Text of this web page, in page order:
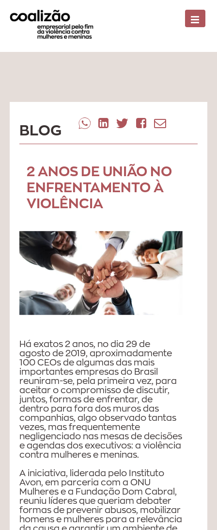
BLOG
2 ANOS DE UNIÃO NO
ENFRENTAMENTO À
VIOLÊNCIA
Há exatos 2 anos, no dia 29 de
agosto de 2019, aproximadamente
100 CEOs de algumas das mais
importantes empresas do Brasil
reuniram-se, pela primeira vez, para
aceitar o compromisso de discutir,
juntos, formas de enfrentar, de
dentro para fora dos muros das
companhias, algo observado tantas
vezes, mas frequentemente
negligenciado nas mesas de decisões
e agendas dos executivos: a violência
contra mulheres e meninas.
A iniciativa, liderada pelo Instituto
Avon, em parceria com a ONU
Mulheres e a Fundação Dom Cabral,
reuniu líderes que queriam debater
formas de prevenir abusos, mobilizar
homens e mulheres para a relevância